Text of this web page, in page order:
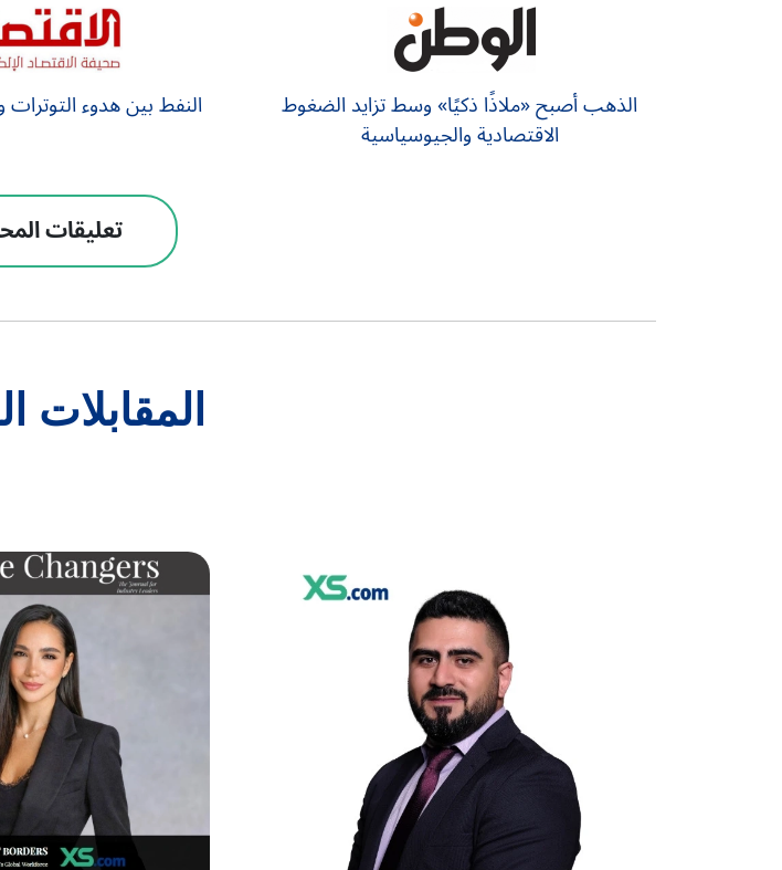
الذهب أصبح «ملاذًا ذكيًا» وسط تزايد الضغوط
الاقتصادية والجيوسياسية
النفط بين هدوء
تعليقات
المقابلات